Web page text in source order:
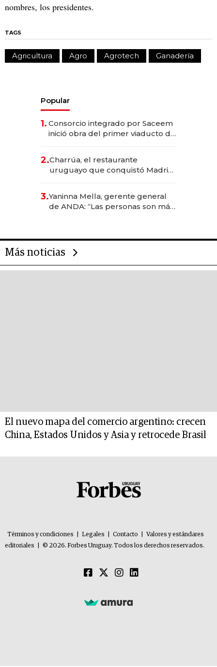
nombres, los presidentes.
TAGS
Agricultura Agro Agrotech Ganadería
Popular
1. Consorcio integrado por Saceem
inició obra del primer viaducto de
millones
2.Charrúa, el restaurante
uruguayo que conquistó Madrid:
anticipación y prepara apertura
3.Yaninna Mella, gerente general
de ANDA: “Las personas son más
Más noticias
El nuevo mapa del comercio argentino: crecen
China, Estados Unidos y Asia y retrocede Brasil
Términos y condiciones Legales Contacto
Valores y estándares
editoriales
© 2026. Forbes Uruguay. Todos los derechos reservados.